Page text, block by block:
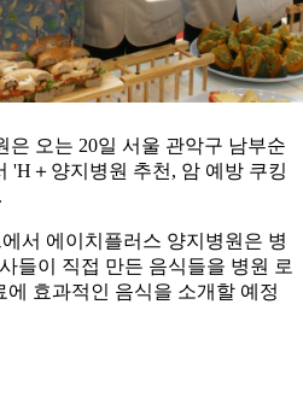
은 오는 20일 서울 관악구 남부순
'H＋양지병원 추천, 암 예방 쿠킹
서 에이치플러스 양지병원은 병
들이 직접 만든 음식들을 병원 로
효과적인 음식을 소개할 예정